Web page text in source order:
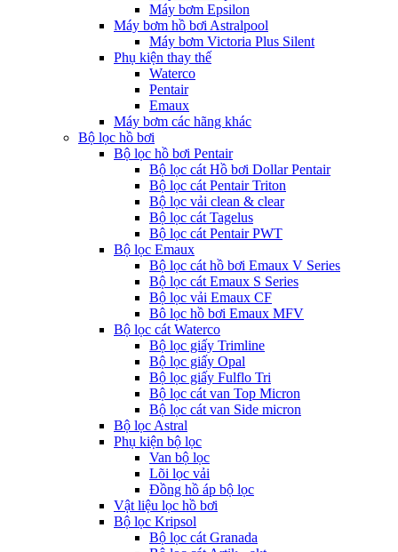
Máy bơm Epsilon
Máy bơm hồ bơi Astralpool
Máy bơm Victoria Plus Silent
Phụ kiện thay thế
Waterco
Pentair
Emaux
Máy bơm các hãng khác
Bộ lọc hồ bơi
Bộ lọc hồ bơi Pentair
Bộ lọc cát Hồ bơi Dollar Pentair
Bộ lọc cát Pentair Triton
Bộ lọc vải clean & clear
Bộ lọc cát Tagelus
Bộ lọc cát Pentair PWT
Bộ lọc Emaux
Bộ lọc cát hồ bơi Emaux V Series
Bộ lọc cát Emaux S Series
Bộ lọc vải Emaux CF
Bô lọc hồ bơi Emaux MFV
Bộ lọc cát Waterco
Bộ lọc giấy Trimline
Bộ lọc giấy Opal
Bộ lọc giấy Fulflo Tri
Bộ lọc cát van Top Micron
Bộ lọc cát van Side micron
Bộ lọc Astral
Phụ kiện bộ lọc
Van bộ lọc
Lõi lọc vải
Đồng hồ áp bộ lọc
Vật liệu lọc hồ bơi
Bộ lọc Kripsol
Bộ lọc cát Granada